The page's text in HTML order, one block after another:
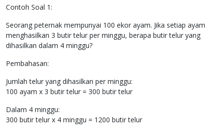
Contoh Soal 1:
Seorang peternak mempunyai 100 ekor ayam. Jika setiap ayam
menghasilkan 3 butir telur per minggu, berapa butir telur yang
dihasilkan dalam 4 minggu?
Pembahasan:
Jumlah telur yang dihasilkan per minggu:
100 ayam x 3 butir telur = 300 butir telur
Dalam 4 minggu:
300 butir telur x 4 minggu = 1200 butir telur